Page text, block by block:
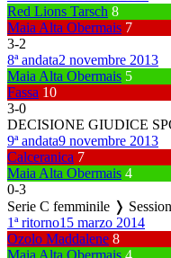
Red Lions Tarsch 8
Maia Alta Obermais 7
3-2
8ª andata2 novembre 2013
Maia Alta Obermais 5
Fassa 10
3-0
DECISIONE GIUDICE
9ª andata9 novembre 2013
Calceranica 7
Maia Alta Obermais 4
0-3
Serie C femminile ❭
1ª ritorno15 marzo 2014
Ozolo Maddalene 8
Maia Alta Obermais 4